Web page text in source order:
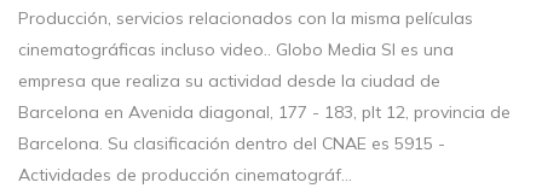
Producción, servicios relacionados con la misma películas
cinematográficas incluso video.. Globo Media Sl es una
empresa que realiza su actividad desde la ciudad de
Barcelona en Avenida diagonal, 177 - 183, plt 12, provincia de
Barcelona. Su clasificación dentro del CNAE es 5915 -
Actividades de producción cinematográf...